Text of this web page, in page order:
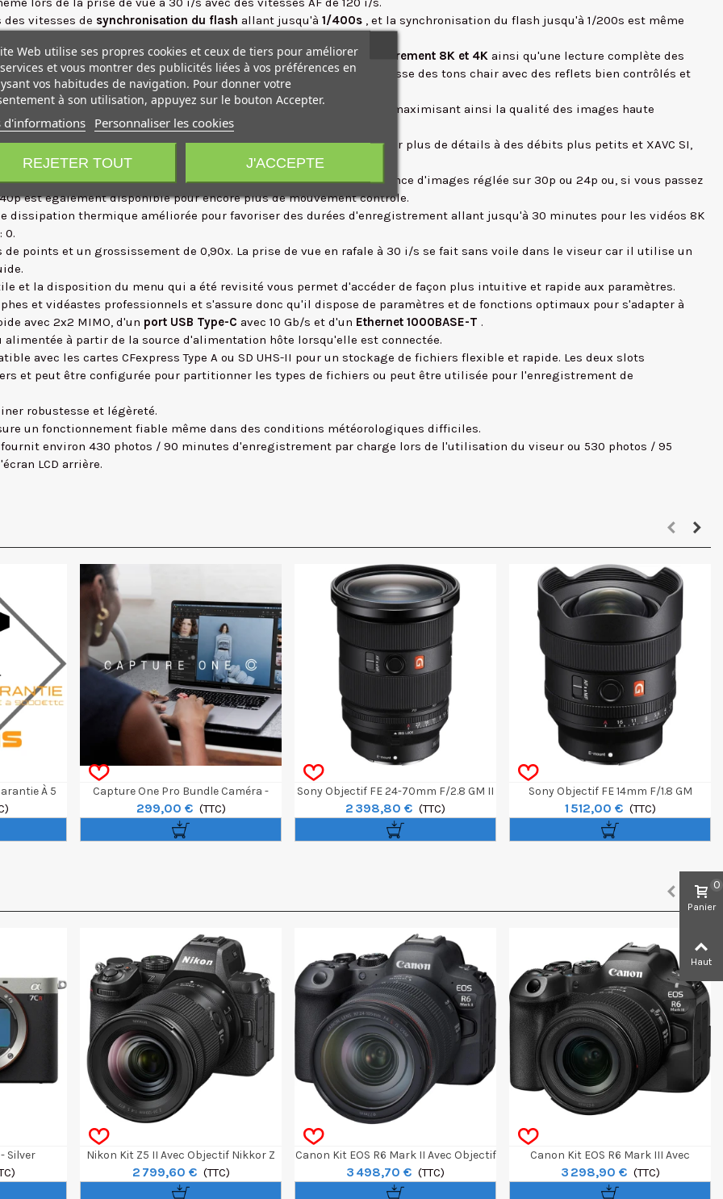
des vitesses de synchronisation du flash allant jusqu'à 1/400s , et la synchronisation du flash jusqu'à 1/200s est même
dans le domaine de la vidéo. Il offre desrésolutions d'enregistrement 8K et 4K ainsi qu'une lecture complète des
16 bits via le HDMI. Le boîtier inclut S-Cinetone pour un rendu lisse des tons chair avec des reflets bien contrôlés et
une amélioration de la vitesse d'obturation allant jusqu'à 5,5 pas, maximisant ainsi la qualité des images haute
travail: XAVC HS, qui utilise le codage HEVC / H.265 pour conserver plus de détails à des débits plus petits et XAVC SI,
constantes à des débits allant jusqu'à 600 Mo/s.
de films au ralenti 4x et 5x avec la lecture à la fréquence d'images réglée sur 30p ou 24p ou, si vous passez
est également disponible pour encore plus de mouvement contrôle.
dissipation thermique améliorée pour favoriser des durées d'enregistrement allant jusqu'à 30 minutes pour les vidéos 8K
0.
points et un grossissement de 0,90x. La prise de vue en rafale à 30 i/s se fait sans voile dans le viseur car il utilise un
et la disposition du menu qui a été revisité vous permet d'accéder de façon plus intuitive et rapide aux paramètres.
et vidéastes professionnels et s'assure donc qu'il dispose de paramètres et de fonctions optimaux pour s'adapter à
avec 2x2 MIMO, d'un port USB Type-C avec 10 Gb/s et d'un Ethernet 1000BASE-T .
alimentée à partir de la source d'alimentation hôte lorsqu'elle est connectée.
avec les cartes CFexpress Type A ou SD UHS-II pour un stockage de fichiers flexible et rapide. Les deux slots
et peut être configurée pour partitionner les types de fichiers ou peut être utilisée pour l'enregistrement de
robustesse et légèreté.
un fonctionnement fiable même dans des conditions météorologiques difficiles.
fournit environ 430 photos / 90 minutes d'enregistrement par charge lors de l'utilisation du viseur ou 530 photos / 95
LCD arrière.
À 5
À 9000€
Capture One Pro Bundle Caméra -
Perpétuel
299,00 € (TTC)
Sony Objectif FE 24-70mm F/2.8 GM II
2 398,80 € (TTC)
Sony Objectif FE 14mm F/1.8 GM
1 512,00 € (TTC)
Silver
Nikon Kit Z5 II Avec Objectif Nikkor Z
24-120mm F/4 S
2 799,60 € (TTC)
Canon Kit EOS R6 Mark II Avec Objectif
RF 24-105mm F/4 L IS USM
3 498,70 € (TTC)
Canon Kit EOS R6 Mark III Avec
Objectif RF 24-105mm F/4-7.1 IS STM
3 298,90 € (TTC)
Web utilise ses propres cookies et ceux de tiers pour améliorer
et vous montrer des publicités liées à vos préférences en
vos habitudes de navigation. Pour donner votre
à son utilisation, appuyez sur le bouton Accepter.
d'informations Personnaliser les cookies
REJETER TOUT J'ACCEPTE
Panier
0
Haut